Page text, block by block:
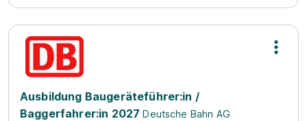
Ausbildung Baugeräteführer:in /
Baggerfahrer:in 2027 Deutsche Bahn AG